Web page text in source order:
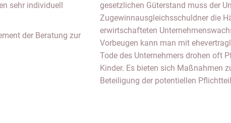
sehr individuell
der Beratung zur
gesetzlichen Güterstand muss der
Zugewinnausgleichsschuldner die
erwirtschafteten
Vorbeugen kann man mit
Tode des Unternehmers drohen oft
Kinder. Es bieten sich Maßnahmen
Beteiligung der potentiellen